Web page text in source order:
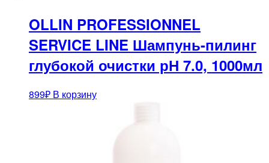
OLLIN PROFESSIONNEL
SERVICE LINE Шампунь-пилинг
глубокой очистки рН 7.0, 1000мл
899₽ В корзину